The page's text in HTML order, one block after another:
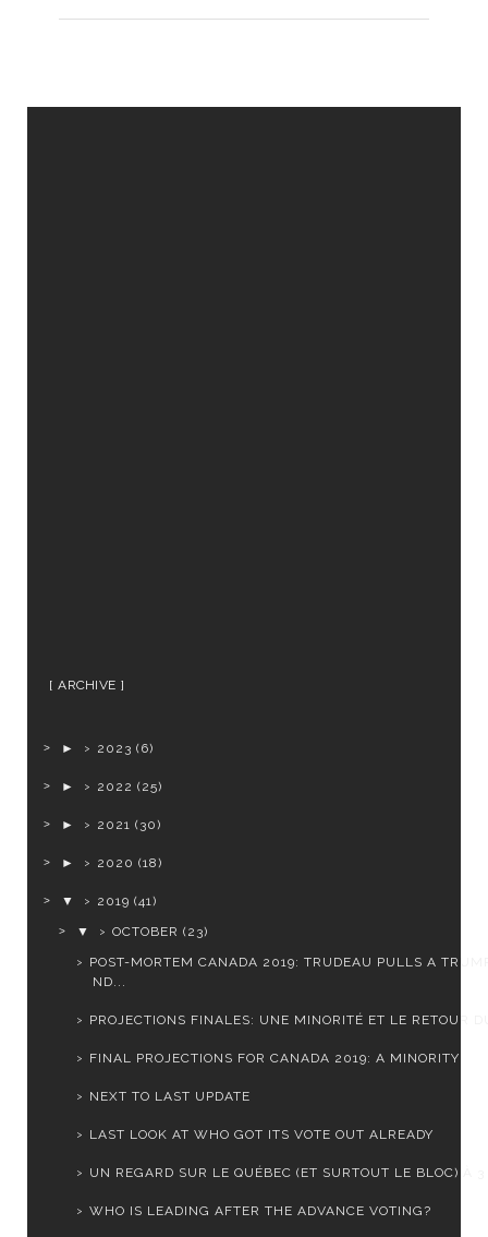
ARCHIVE
► 2023 (6)
► 2022 (25)
► 2021 (30)
► 2020 (18)
▼ 2019 (41)
▼
OCTOBER (23)
POST-MORTEM CANADA 2019: TRUDEAU PULLS A
ND...
PROJECTIONS FINALES: UNE MINORITÉ ET LE RETOUR
FINAL PROJECTIONS FOR CANADA 2019: A MINORITY
NEXT TO LAST UPDATE
LAST LOOK AT WHO GOT ITS VOTE OUT ALREADY
UN REGARD SUR LE QUÉBEC (ET SURTOUT LE BLOC) À
WHO IS LEADING AFTER THE ADVANCE VOTING?